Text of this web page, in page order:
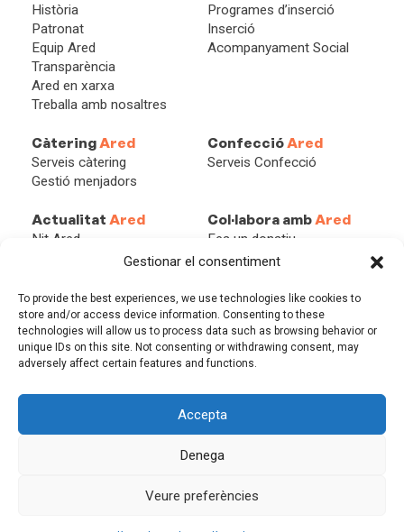
Gestionar el consentiment
To provide the best experiences, we use technologies like cookies to
store and/or access device information. Consenting to these
technologies will allow us to process data such as browsing behavior or
unique IDs on this site. Not consenting or withdrawing consent, may
adversely affect certain features and functions.
Accepta
Denega
Veure preferències
Història
Patronat
Equip Ared
Transparència
Ared en xarxa
Treballa amb nosaltres
Programes d’inserció
Inserció
Acompanyament Social
CàteringAred
Serveis càtering
Gestió menjadors
ConfeccióAred
Serveis Confecció
Actualitat Ared
Nit Ared
Col·labora ambAred
Fes un donatiu
Beques Ared
Empresa solidària
Persona solidària
Herències i Llegats
©2026 FUNDACIÓ ARED
POLÍTICA DE PRIVACITAT